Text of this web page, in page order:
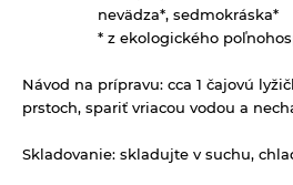
Limonády ostatné
Prírodné certifikované mydlá
Tuhé mydlá
Vlasová prírodná kozmetika
Pufované a extrudované výrobky
Sirupy bez pridaného cukru
Sladidlá a včelie produkty
Sladidlá
Sterilizovaná zelenina
nevädza*, sedmokráska*
* z ekologického
Návod na prípravu: cca 1 čajovú
prstoch, spariť vriacou vodou a
Skladovanie: skladujte v suchu,